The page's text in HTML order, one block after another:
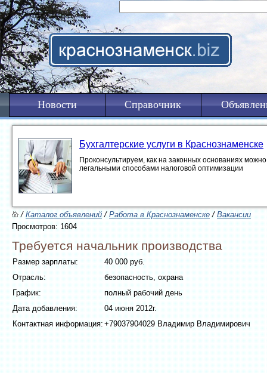
Новости Справочник
Бухгалтерские услуги в Краснознаменске
Проконсультируем, как на законных основаниях
легальными способами налоговой оптимизации
/Каталог объявлений/Работа в Краснознаменске/Вакансии
Просмотров: 1604
Требуется начальник производства
Размер зарплаты:
40 000 руб.
Отрасль:
безопасность, охрана
График:
полный рабочий день
Дата добавления:
04 июня 2012г.
Контактная информация:+79037904029 Владимир Владимирович